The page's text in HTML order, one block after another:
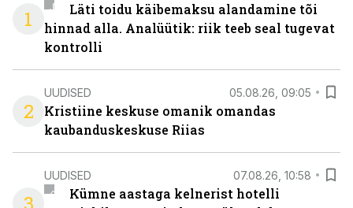
1
Läti toidu käibemaksu alandamine tõi
hinnad alla. Analüütik: riik teeb seal tugevat
kontrolli
2
UUDISED 05.08.26, 09:05
Kristiine keskuse omanik omandas
kaubanduskeskuse Riias
UUDISED 07.08.26, 10:58
Kümne aastaga kelnerist hotelli